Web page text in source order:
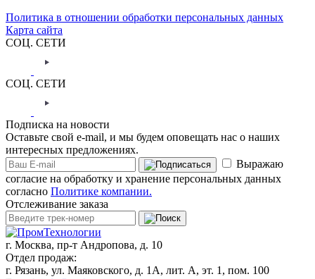
Политика в отношении обработки персональных данных
Карта сайта
СОЦ. СЕТИ
СОЦ. СЕТИ
Подписка на новости
Оставьте свой e-mail, и мы будем оповещать нас о наших
интересных предложениях.
Выражаю
согласие на обработку и хранение персональных данных
согласно Политике компании.
Отслеживание заказа
г. Москва, пр-т Андропова, д. 10
Отдел продаж:
г. Рязань, ул. Маяковского, д. 1А, лит. А, эт. 1, пом. 100